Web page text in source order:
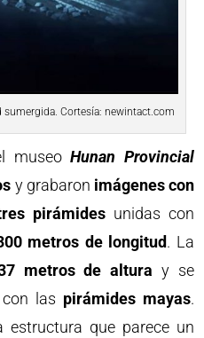
Cortesía: newintact.com
museoHunan Provincial
y grabaron imágenes con
pirámidesunidas con
metros de longitud. La
metros de altura y se
las pirámides mayas.
estructura que parece un